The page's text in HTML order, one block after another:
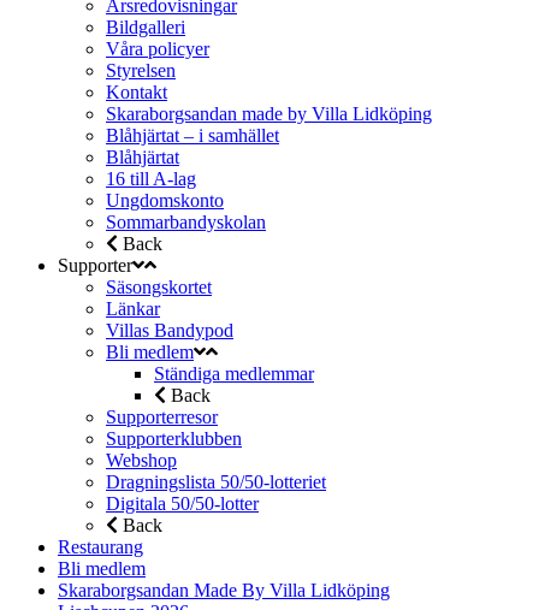
Årsredovisningar
Bildgalleri
Våra policyer
Styrelsen
Kontakt
Skaraborgsandan made by Villa Lidköping
Blåhjärtat – i samhället
Blåhjärtat
16 till A-lag
Ungdomskonto
Sommarbandyskolan
Back
Supporter
Säsongskortet
Länkar
Villas Bandypod
Bli medlem
Ständiga medlemmar
Back
Supporterresor
Supporterklubben
Webshop
Dragningslista 50/50-lotteriet
Digitala 50/50-lotter
Back
Restaurang
Bli medlem
Skaraborgsandan Made By Villa Lidköping